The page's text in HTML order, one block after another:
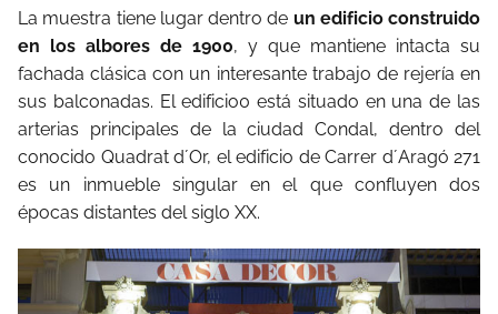
La muestra tiene lugar dentro de un edificio construido
en los albores de 1900, y que mantiene intacta su
fachada clásica con un interesante trabajo de rejería en
sus balconadas. El edificio0 está situado en una de las
arterias principales de la ciudad Condal, dentro del
conocido Quadrat d´Or, el edificio de Carrer d´Aragó 271
es un inmueble singular en el que confluyen dos
épocas distantes del siglo XX.